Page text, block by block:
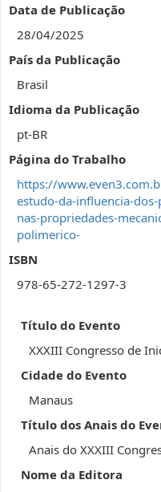
Data de Publicação
28/04/2025
País da Publicação
Brasil
Idioma da Publicação
pt-BR
Página do Trabalho
https://
estudo-da-influencia-
nas-propriedades-
polimerico-
ISBN
978-65-272-1297-3
Título do Evento
XXXIII Congresso de
Cidade do Evento
Manaus
Título dos Anais do
Anais do XXXIII
Nome da Editora